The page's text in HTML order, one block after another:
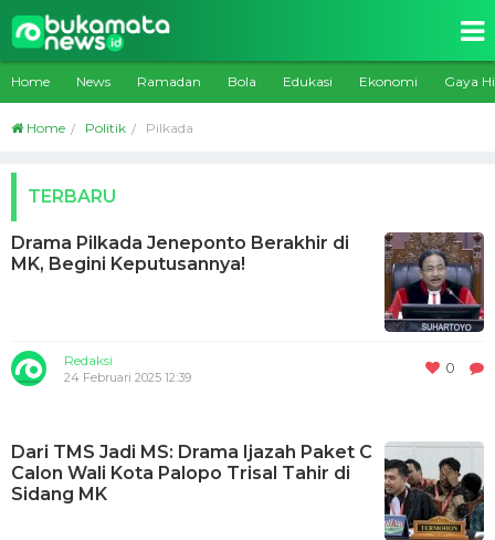
Home News Ramadan Bola Edukasi Ekonomi Gaya
Home Politik Pilkada
TERBARU
Drama Pilkada Jeneponto Berakhir di
MK, Begini Keputusannya!
Redaksi
24 Februari 2025 12:39
0
Dari TMS Jadi MS: Drama Ijazah Paket C
Calon Wali Kota Palopo Trisal Tahir di
Sidang MK